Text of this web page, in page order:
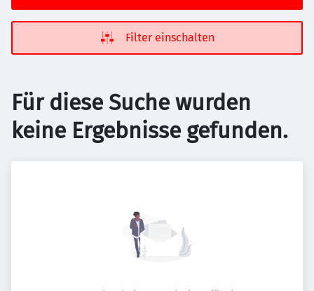
Filter einschalten
Für diese Suche wurden
keine Ergebnisse gefunden.